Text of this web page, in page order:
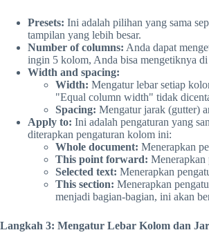
Presets: Ini adalah pilihan yang sama
tampilan yang lebih besar.
Number of columns: Anda dapat
ingin 5 kolom, Anda bisa mengetiknya
Width and spacing:
Width: Mengatur lebar setiap
"Equal column width" tidak
Spacing: Mengatur jarak (gutter)
Apply to: Ini adalah pengaturan yang
diterapkan pengaturan kolom ini:
Whole document: Menerapkan
This point forward: Menerapkan
Selected text: Menerapkan
This section: Menerapkan
menjadi bagian-bagian, ini akan
Langkah 3: Mengatur Lebar Kolom dan